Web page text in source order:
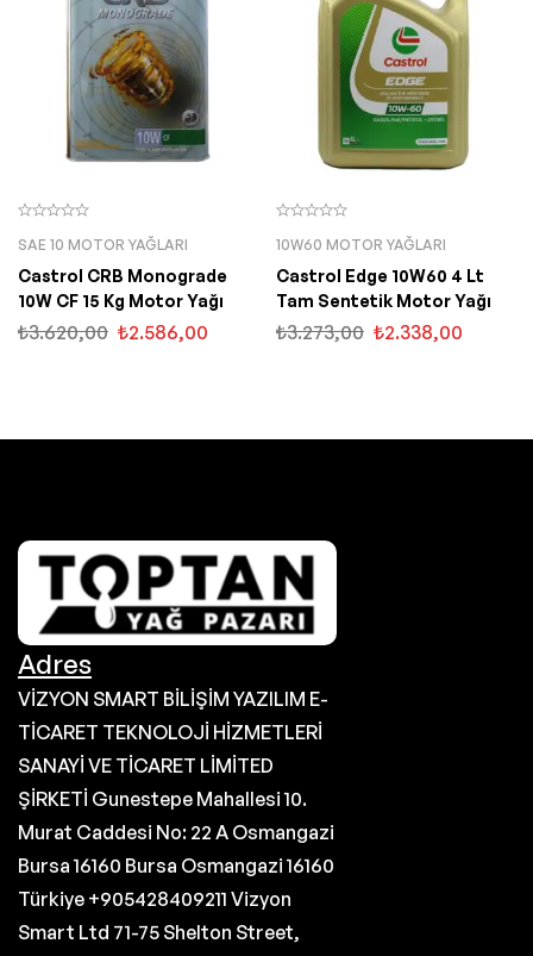
SAE 10 MOTOR YAĞLARI
Castrol CRB Monograde
10W CF 15 Kg Motor Yağı
₺3.620,00 ₺2.586,00
10W60 MOTOR YAĞLARI
Castrol Edge 10W60 4 Lt
Tam Sentetik Motor Yağı
₺3.273,00 ₺2.338,00
Adres
VİZYON SMART BİLİŞİM YAZILIM E-
TİCARET TEKNOLOJİ HİZMETLERİ
SANAYİ VE TİCARET LİMİTED
ŞİRKETİ Gunestepe Mahallesi 10.
Murat Caddesi No: 22 A Osmangazi
Bursa 16160 Bursa Osmangazi 16160
Türkiye +905428409211 Vizyon
Smart Ltd 71-75 Shelton Street,